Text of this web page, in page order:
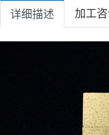
详细描述 加工